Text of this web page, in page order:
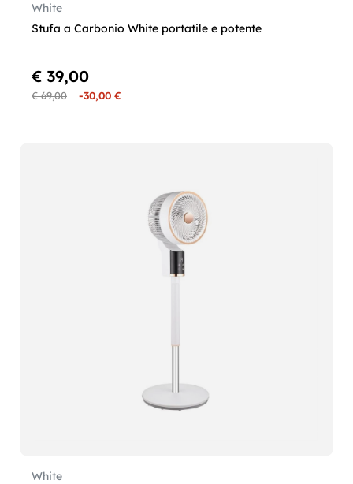
White
Stufa a Carbonio White portatile e potente
€ 69,00 -30,00 €
€ 39,00
White